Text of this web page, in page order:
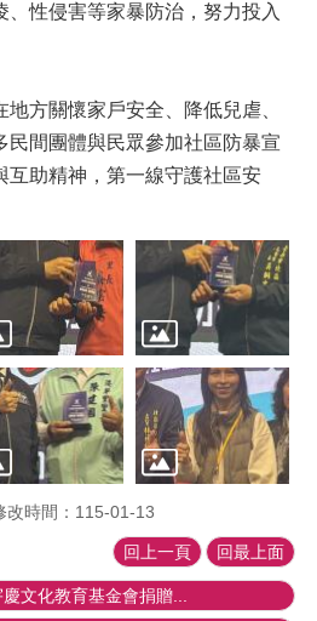
性侵害等家暴防治，努力投入
方關懷家戶安全、降低兒虐、
民間團體與民眾參加社區防暴宣
互助精神，第一線守護社區安
改時間：115-01-13
回上一頁 回最上面
文化教育基金會捐贈...